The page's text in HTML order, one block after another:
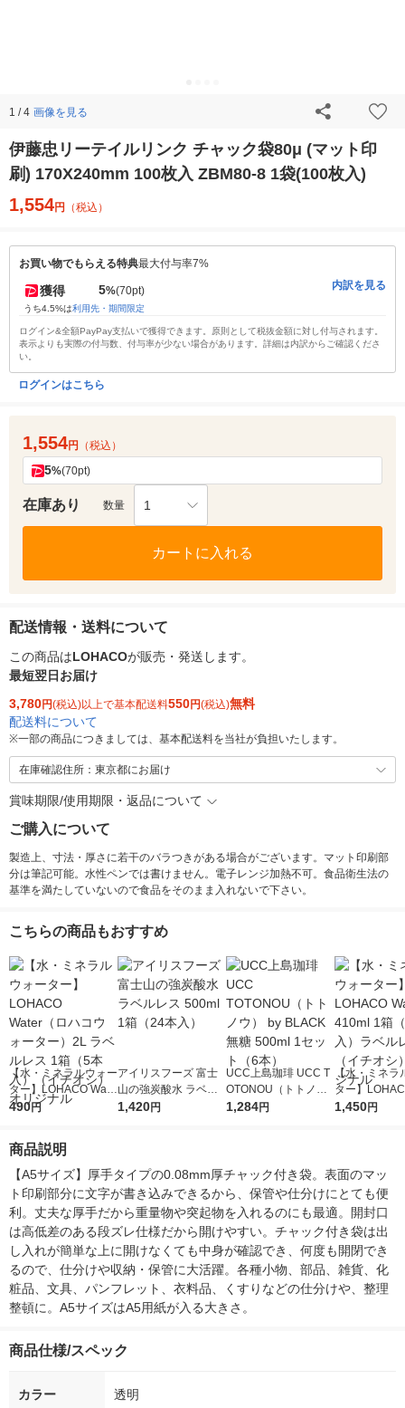
1 / 4 画像を見る
伊藤忠リーテイルリンク チャック袋80μ (マット印
刷) 170X240mm 100枚入 ZBM80-8 1袋(100枚入)
1,554円 （税込）
お買い物でもらえる特典最大付与率7%
獲得 5%(70pt)
うち4.5%は利用先・期間限定
内訳を見る
ログイン&全額PayPay支払いで獲得できます。原則として税抜金額に対し付与されます。
表示よりも実際の付与数、付与率が少ない場合があります。詳細は内訳からご確認くださ
い。
ログインはこちら
1,554円 （税込）
5%(70pt)
在庫あり 数量 1
カートに入れる
配送情報・送料について
この商品はLOHACOが販売・発送します。
最短翌日お届け
3,780円(税込)以上で基本配送料550円(税込)無料
配送料について
※一部の商品につきましては、基本配送料を当社が負担いたします。
在庫確認住所：東京都にお届け
賞味期限/使用期限・返品について
ご購入について
製造上、寸法・厚さに若干のバラつきがある場合がございます。マット印刷部
分は筆記可能。水性ペンでは書けません。電子レンジ加熱不可。食品衛生法の
基準を満たしていないので食品をそのまま入れないで下さい。
こちらの商品もおすすめ
【水・ミネラルウォー
ター】LOHACO Wate
r（ロハコウォータ
シ） オリジナル
490円
アイリスフーズ 富士
山の強炭酸水 ラベル
レス 500ml 1箱（24
1,420円
UCC上島珈琲 UCC T
OTONOU（トトノ
ウ） by BLACK無糖 5
1,284円
【水・ミネラ
ター】
r 410ml 1箱（
1,450円
商品説明
【A5サイズ】厚手タイプの0.08mm厚チャック付き袋。表面のマッ
ト印刷部分に文字が書き込みできるから、保管や仕分けにとても便
利。丈夫な厚手だから重量物や突起物を入れるのにも最適。開封口
は高低差のある段ズレ仕様だから開けやすい。チャック付き袋は出
し入れが簡単な上に開けなくても中身が確認でき、何度も開閉でき
るので、仕分けや収納・保管に大活躍。各種小物、部品、雑貨、化
粧品、文具、パンフレット、衣料品、くすりなどの仕分けや、整理
整頓に。A5サイズはA5用紙が入る大きさ。
商品仕様/スペック
カラー 透明